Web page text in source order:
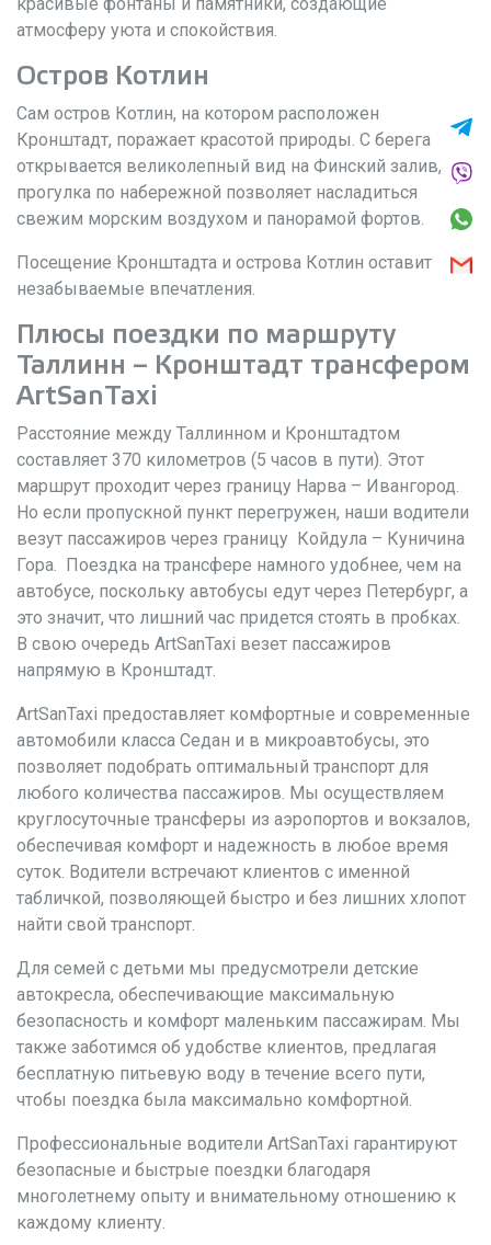
атмосферу уюта и спокойствия.
Остров Котлин
Сам остров Котлин, на котором расположен
Кронштадт, поражает красотой природы. С берега
открывается великолепный вид на Финский залив, а
прогулка по набережной позволяет насладиться
свежим морским воздухом и панорамой фортов.
Посещение Кронштадта и острова Котлин оставит
незабываемые впечатления.
Плюсы поездки по маршруту
Таллинн – Кронштадт трансфером
ArtSanTaxi
Расстояние между Таллинном и Кронштадтом
составляет 370 километров (5 часов в пути). Этот
маршрут проходит через границу Нарва – Ивангород.
Но если пропускной пункт перегружен, наши водители
везут пассажиров через границу Койдула – Куничина
Гора. Поездка на трансфере намного удобнее, чем на
автобусе, поскольку автобусы едут через Петербург, а
это значит, что лишний час придется стоять в пробках.
В свою очередь ArtSanTaxi везет пассажиров
напрямую в Кронштадт.
ArtSanTaxi предоставляет комфортные и современные
автомобили класса Седан и в микроавтобусы, это
позволяет подобрать оптимальный транспорт для
любого количества пассажиров. Мы осуществляем
круглосуточные трансферы из аэропортов и вокзалов,
обеспечивая комфорт и надежность в любое время
суток. Водители встречают клиентов с именной
табличкой, позволяющей быстро и без лишних хлопот
найти свой транспорт.
Для семей с детьми мы предусмотрели детские
автокресла, обеспечивающие максимальную
безопасность и комфорт маленьким пассажирам. Мы
также заботимся об удобстве клиентов, предлагая
бесплатную питьевую воду в течение всего пути,
чтобы поездка была максимально комфортной.
Профессиональные водители ArtSanTaxi гарантируют
безопасные и быстрые поездки благодаря
многолетнему опыту и внимательному отношению к
каждому клиенту.